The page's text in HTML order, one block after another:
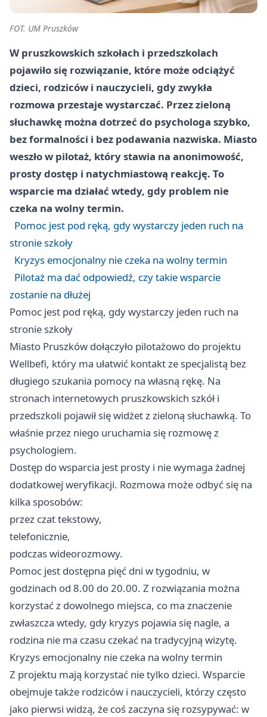
FOT. UM Pruszków
W pruszkowskich szkołach i przedszkolach
pojawiło się rozwiązanie, które może odciążyć
dzieci, rodziców i nauczycieli, gdy zwykła
rozmowa przestaje wystarczać. Przez zieloną
słuchawkę można dotrzeć do psychologa szybko,
bez formalności i bez podawania nazwiska. Miasto
weszło w pilotaż, który stawia na anonimowość,
prosty dostęp i natychmiastową reakcję. To
wsparcie ma działać wtedy, gdy problem nie
czeka na wolny termin.
Pomoc jest pod ręką, gdy wystarczy jeden ruch na
stronie szkoły
Kryzys emocjonalny nie czeka na wolny termin
Pilotaż ma dać odpowiedź, czy takie wsparcie
zostanie na dłużej
Pomoc jest pod ręką, gdy wystarczy jeden ruch na
stronie szkoły
Miasto Pruszków dołączyło pilotażowo do projektu
Wellbefi, który ma ułatwić kontakt ze specjalistą bez
długiego szukania pomocy na własną rękę. Na
stronach internetowych pruszkowskich szkół i
przedszkoli pojawił się widżet z zieloną słuchawką. To
właśnie przez niego uruchamia się rozmowę z
psychologiem.
Dostęp do wsparcia jest prosty i nie wymaga żadnej
dodatkowej weryfikacji. Rozmowa może odbyć się na
kilka sposobów:
przez czat tekstowy,
telefonicznie,
podczas wideorozmowy.
Pomoc jest dostępna pięć dni w tygodniu, w
godzinach od 8.00 do 20.00. Z rozwiązania można
korzystać z dowolnego miejsca, co ma znaczenie
zwłaszcza wtedy, gdy kryzys pojawia się nagle, a
rodzina nie ma czasu czekać na tradycyjną wizytę.
Kryzys emocjonalny nie czeka na wolny termin
Z projektu mają korzystać nie tylko dzieci. Wsparcie
obejmuje także rodziców i nauczycieli, którzy często
jako pierwsi widzą, że coś zaczyna się rozsypywać: w